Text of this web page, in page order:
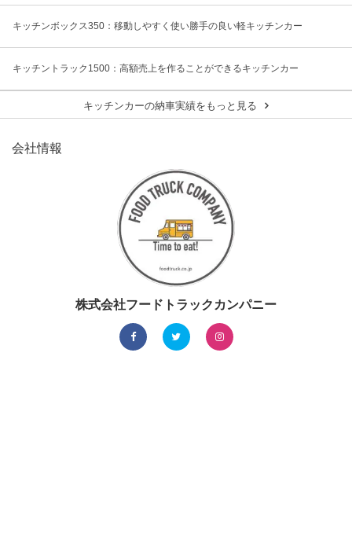
キッチンボックス350：移動しやすく使い勝手の良い軽キッチンカー
キッチントラック1500：高額売上を作ることができるキッチンカー
キッチンカーの納車実績をもっと見る
会社情報
株式会社フードトラックカンパニー